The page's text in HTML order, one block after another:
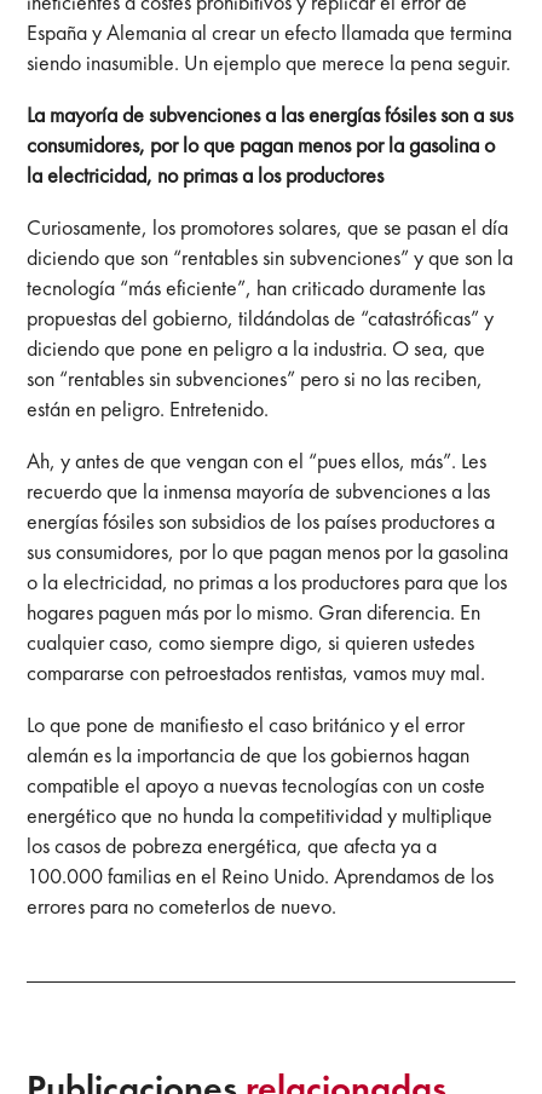
España y Alemania al crear un efecto llamada que termina
siendo inasumible. Un ejemplo que merece la pena seguir.
La mayoría de subvenciones a las energías fósiles son a sus
consumidores, por lo que pagan menos por la gasolina o
la electricidad, no primas a los productores
Curiosamente, los promotores solares, que se pasan el día
diciendo que son “rentables sin subvenciones” y que son la
tecnología “más eficiente”, han criticado duramente las
propuestas del gobierno, tildándolas de “catastróficas” y
diciendo que pone en peligro a la industria. O sea, que
son “rentables sin subvenciones” pero si no las reciben,
están en peligro. Entretenido.
Ah, y antes de que vengan con el “pues ellos, más”. Les
recuerdo que la inmensa mayoría de subvenciones a las
energías fósiles son subsidios de los países productores a
sus consumidores, por lo que pagan menos por la gasolina
o la electricidad, no primas a los productores para que los
hogares paguen más por lo mismo. Gran diferencia. En
cualquier caso, como siempre digo, si quieren ustedes
compararse con petroestados rentistas, vamos muy mal.
Lo que pone de manifiesto el caso británico y el error
alemán es la importancia de que los gobiernos hagan
compatible el apoyo a nuevas tecnologías con un coste
energético que no hunda la competitividad y multiplique
los casos de pobreza energética, que afecta ya a
100.000 familias en el Reino Unido. Aprendamos de los
errores para no cometerlos de nuevo.